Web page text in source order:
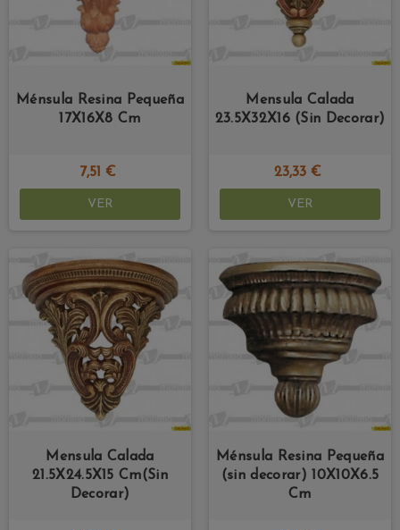
Ménsula Resina Pequeña
17X16X8 Cm
7,51 €
VER
Mensula Calada
23.5X32X16 (Sin Decorar)
23,33 €
VER
Mensula Calada
21.5X24.5X15 Cm(Sin
Decorar)
Ménsula Resina Pequeña
(sin decorar) 10X10X6.5
Cm